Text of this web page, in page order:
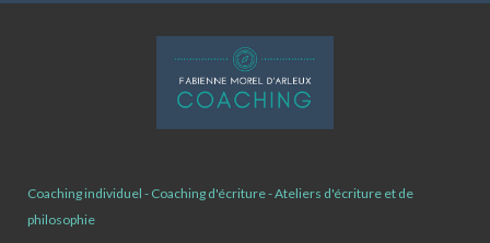
Coaching individuel - Coaching d'écriture - Ateliers d'écriture et de
philosophie